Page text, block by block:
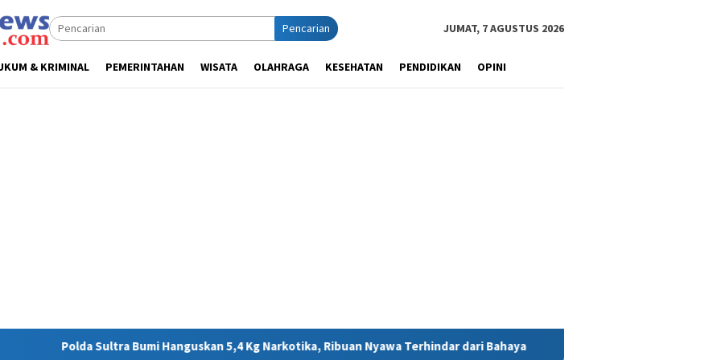
Pencarian JUMAT, 7 AGUSTUS 2026
& KRIMINAL PEMERINTAHAN WISATA OLAHRAGA KESEHATAN PENDIDIKAN OPINI
Hanguskan 5,4 Kg Narkotika, Ribuan Nyawa Terhindar dari Bahaya MIND ID Tegaskan Dukungan Penuh Bagi PT